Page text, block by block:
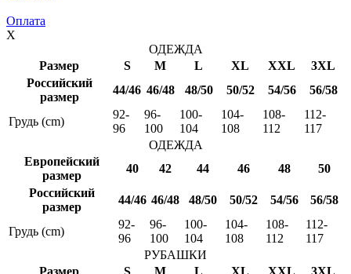
Оплата
X
ОДЕЖДА
Размер
S M L XL XXL
3XL
Российский
размер
44/46 46/48 48/50 50/52 54/56 56/58
Грудь (cm)
92-
96
96-
100
100-
104
104-
108
108-
112
112-
117
ОДЕЖДА
Европейский
размер
40 42 44 46 48
50
Российский
размер
44/46 46/48 48/50 50/52 54/56 56/58
Грудь (cm)
92-
96
96-
100
100-
104
104-
108
108-
112
112-
117
РУБАШКИ
Размер
S M L XL XXL
3XL